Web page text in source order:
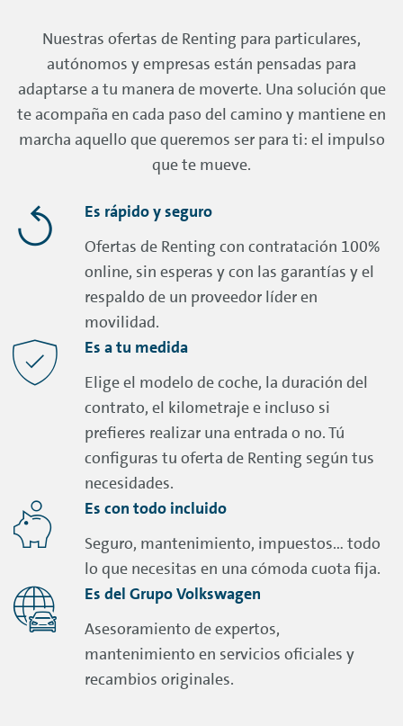
Nuestras ofertas de Renting para particulares,
autónomos y empresas están pensadas para
adaptarse a tu manera de moverte. Una solución que
te acompaña en cada paso del camino y mantiene en
marcha aquello que queremos ser para ti: el impulso
que te mueve.
Es rápido y seguro
Ofertas de Renting con contratación 100%
online, sin esperas y con las garantías y el
respaldo de un proveedor líder en
movilidad.
Es a tu medida
Elige el modelo de coche, la duración del
contrato, el kilometraje e incluso si
prefieres realizar una entrada o no. Tú
configuras tu oferta de Renting según tus
necesidades.
Es con todo incluido
Seguro, mantenimiento, impuestos… todo
lo que necesitas en una cómoda cuota fija.
Es del Grupo Volkswagen
Asesoramiento de expertos,
mantenimiento en servicios oficiales y
recambios originales.